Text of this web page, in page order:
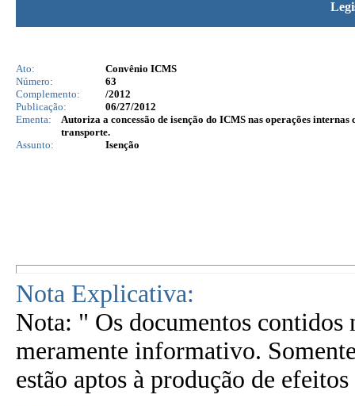
Ato:
Convênio ICMS
Número:
63
Complemento:
/2012
Publicação:
06/27/2012
Ementa:
Autoriza a concessão de isenção do ICMS nas operações
transporte.
Assunto:
Isenção
Nota Explicativa:
Nota: " Os documentos contidos
meramente informativo.
estão aptos à produção de